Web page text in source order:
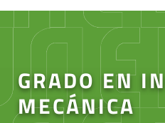
GRADO EN
MECÁNICA